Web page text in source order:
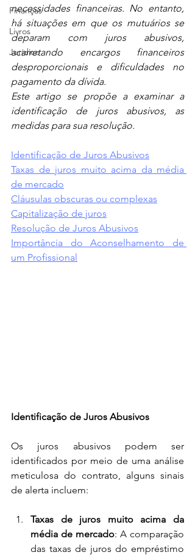
Finanças
Livros
Jurídico
necessidades financeiras. No entanto,
há situações em que os mutuários se
deparam com juros abusivos,
acarretando encargos financeiros
desproporcionais e dificuldades no
pagamento da dívida.
Este artigo se propõe a examinar a
identificação de juros abusivos, as
medidas para sua resolução.
Identificação de Juros Abusivos
Taxas de juros muito acima da média
de mercado
Cláusulas obscuras ou complexas
Capitalização de juros
Resolução de Juros Abusivos
Importância do Aconselhamento de
um Profissional
Identificação de Juros Abusivos
Os juros abusivos podem ser
identificados por meio de uma análise
meticulosa do contrato, alguns sinais
de alerta incluem:
Taxas de juros muito acima da
média de mercado: A comparação
das taxas de juros do empréstimo